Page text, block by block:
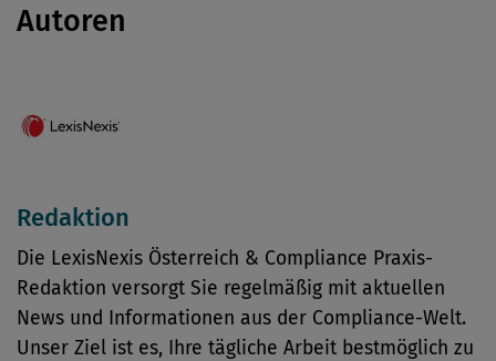
Autoren
Redaktion
Die LexisNexis Österreich & Compliance Praxis-
Redaktion versorgt Sie regelmäßig mit aktuellen
News und Informationen aus der Compliance-Welt.
Unser Ziel ist es, Ihre tägliche Arbeit bestmöglich zu